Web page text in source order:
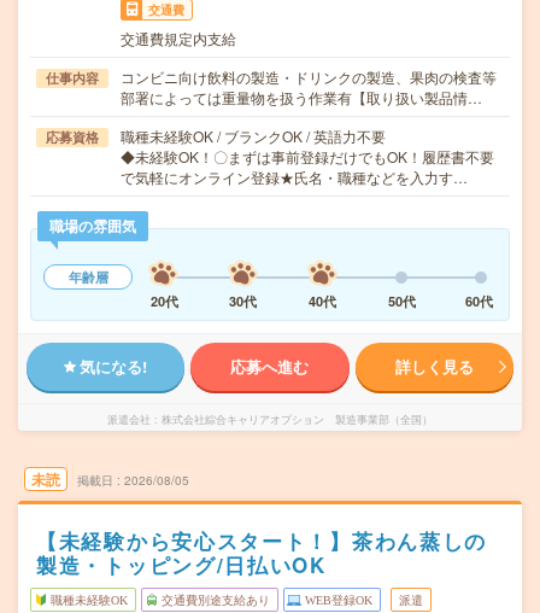
交通費
交通費規定内支給
仕事内容
コンビニ向け飲料の製造・ドリンクの製造、果肉の検査等
部署によっては重量物を扱う作業有【取り扱い製品情…
応募資格
職種未経験OK / ブランクOK / 英語力不要
◆未経験OK！〇まずは事前登録だけでもOK！履歴書不要
で気軽にオンライン登録★氏名・職種などを入力す…
職場の雰囲気
年齢層
20代
30代 40代 50代 60代
気になる! 応募へ進む 詳しく見る
派遣会社 株式会社綜合キャリアオプション 製造事業部（全国）
未読 掲載日 2026/08/05
【未経験から安心スタート！】茶わん蒸しの
製造・トッピング/日払いOK
職種未経験OK 交通費別途支給あり WEB登録OK 派遣